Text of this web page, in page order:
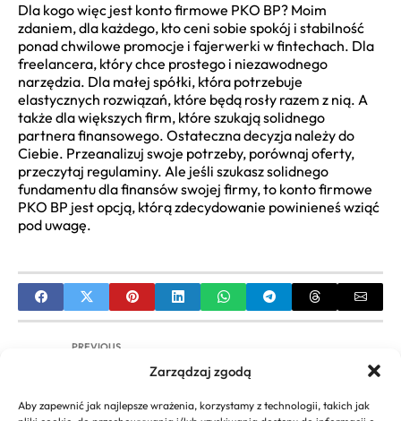
Zarządzaj zgodą
Aby zapewnić jak najlepsze wrażenia, korzystamy z technologii, takich jak
Dla kogo więc jest konto firmowe PKO BP? Moim
zdaniem, dla każdego, kto ceni sobie spokój i stabilność
ponad chwilowe promocje i fajerwerki w fintechach. Dla
freelancera, który chce prostego i niezawodnego
narzędzia. Dla małej spółki, która potrzebuje
elastycznych rozwiązań, które będą rosły razem z nią. A
także dla większych firm, które szukają solidnego
partnera finansowego. Ostateczna decyzja należy do
Ciebie. Przeanalizuj swoje potrzeby, porównaj oferty,
przeczytaj regulaminy. Ale jeśli szukasz solidnego
fundamentu dla finansów swojej firmy, to konto firmowe
PKO BP jest opcją, którą zdecydowanie powinieneś wziąć
pod uwagę.
PREVIOUS
Zastosowanie lingwistyki w biznesie: Jak Język